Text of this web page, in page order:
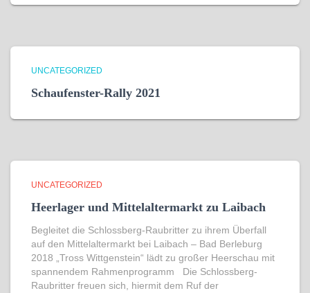
UNCATEGORIZED
Schaufenster-Rally 2021
UNCATEGORIZED
Heerlager und Mittelaltermarkt zu Laibach
Begleitet die Schlossberg-Raubritter zu ihrem Überfall
auf den Mittelaltermarkt bei Laibach – Bad Berleburg
2018 „Tross Wittgenstein“ lädt zu großer Heerschau mit
spannendem Rahmenprogramm Die Schlossberg-
Raubritter freuen sich, hiermit dem Ruf der